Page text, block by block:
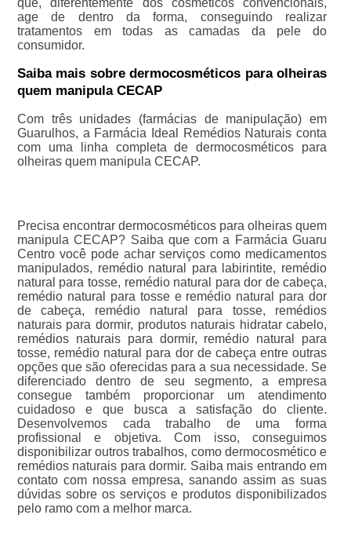
que, diferentemente dos cosméticos convencionais,
age de dentro da forma, conseguindo realizar
tratamentos em todas as camadas da pele do
consumidor.
Saiba mais sobre dermocosméticos para olheiras
quem manipula CECAP
Com três unidades (farmácias de manipulação) em
Guarulhos, a Farmácia Ideal Remédios Naturais conta
com uma linha completa de dermocosméticos para
olheiras quem manipula CECAP.
Precisa encontrar dermocosméticos para olheiras quem
manipula CECAP? Saiba que com a Farmácia Guaru
Centro você pode achar serviços como medicamentos
manipulados, remédio natural para labirintite, remédio
natural para tosse, remédio natural para dor de cabeça,
remédio natural para tosse e remédio natural para dor
de cabeça, remédio natural para tosse, remédios
naturais para dormir, produtos naturais hidratar cabelo,
remédios naturais para dormir, remédio natural para
tosse, remédio natural para dor de cabeça entre outras
opções que são oferecidas para a sua necessidade. Se
diferenciado dentro de seu segmento, a empresa
consegue também proporcionar um atendimento
cuidadoso e que busca a satisfação do cliente.
Desenvolvemos cada trabalho de uma forma
profissional e objetiva. Com isso, conseguimos
disponibilizar outros trabalhos, como dermocosmético e
remédios naturais para dormir. Saiba mais entrando em
contato com nossa empresa, sanando assim as suas
dúvidas sobre os serviços e produtos disponibilizados
pelo ramo com a melhor marca.